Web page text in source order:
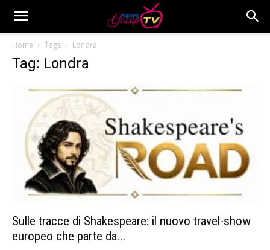
Home Tags Londra
Tag: Londra
Sulle tracce di Shakespeare: il nuovo travel-show
europeo che parte da...